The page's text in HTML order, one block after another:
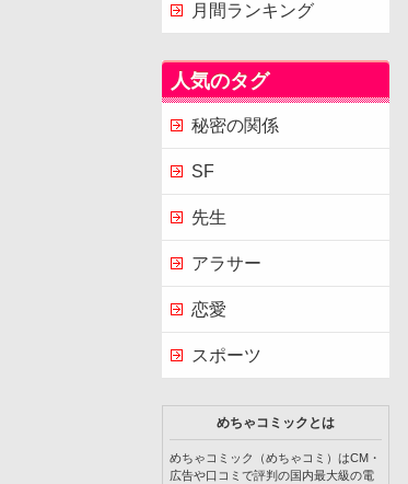
月間ランキング
人気のタグ
秘密の関係
SF
先生
アラサー
恋愛
スポーツ
めちゃコミックとは
めちゃコミック（めちゃコミ）はCM・
広告や口コミで評判の国内最大級の電